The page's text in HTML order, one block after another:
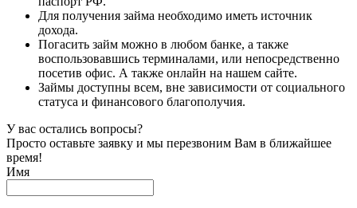
Для получения займа необходимо иметь источник
дохода.
Погасить займ можно в любом банке, а также
воспользовавшись терминалами, или непосредственно
посетив офис. А также онлайн на нашем сайте.
Займы доступны всем, вне зависимости от социального
статуса и финансового благополучия.
У вас остались вопросы?
Просто оставьте заявку и мы перезвоним Вам в ближайшее
время!
Имя